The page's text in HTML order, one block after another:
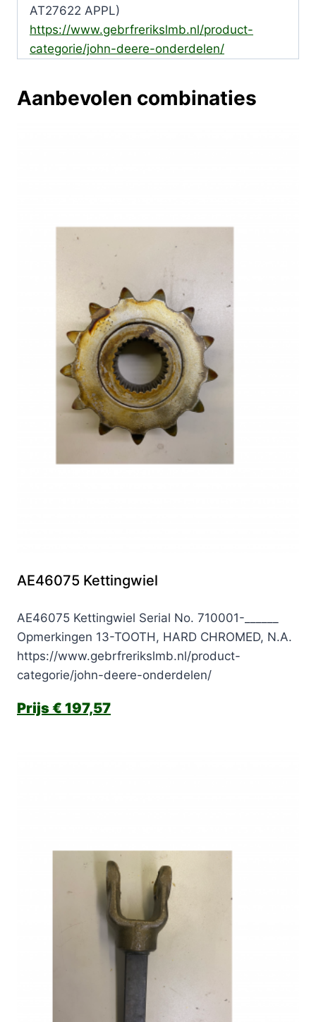
AT27622 APPL)
https://www.gebrfrerikslmb.nl/product-
categorie/john-deere-onderdelen/
Aanbevolen combinaties
AE46075 Kettingwiel
AE46075 Kettingwiel Serial No. 710001-______
Opmerkingen 13-TOOTH, HARD CHROMED, N.A.
https://www.gebrfrerikslmb.nl/product-
categorie/john-deere-onderdelen/
€ 197,57